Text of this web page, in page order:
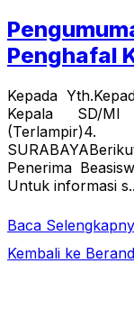
Penghafal
Kepada
Kepala SD/MI
Penerima
Untuk informasi s..
Baca
Kembali ke